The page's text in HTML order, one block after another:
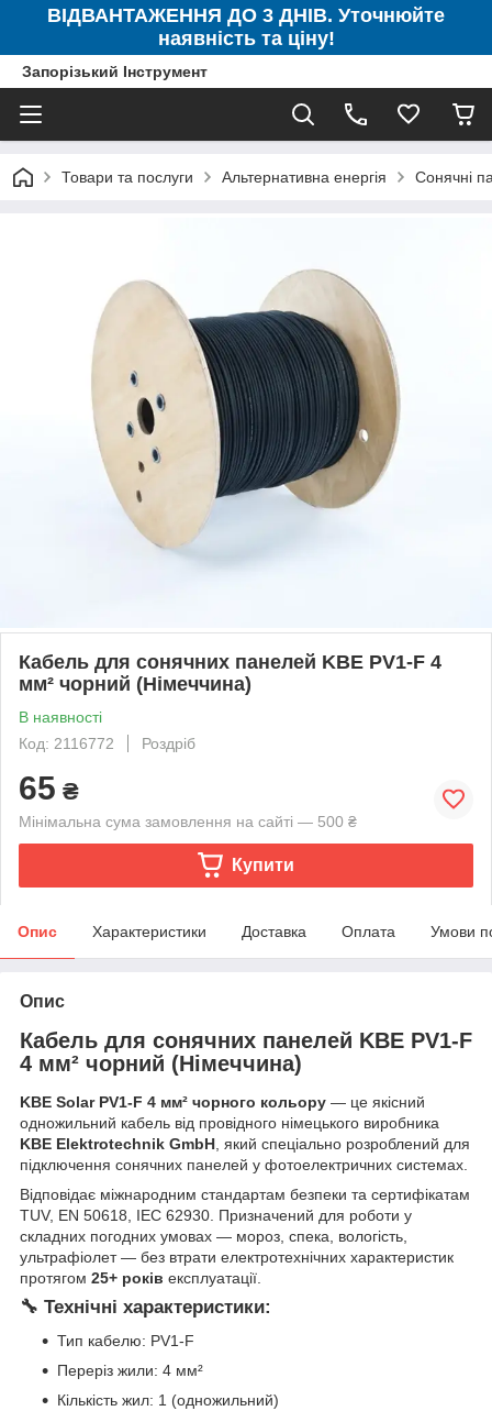
ВІДВАНТАЖЕННЯ ДО 3 ДНІВ. Уточнюйте
наявність та ціну!
Запорізький Інструмент
Товари та послуги Альтернативна енергія Сонячні
Кабель для сонячних панелей KBE PV1-F 4
мм² чорний (Німеччина)
В наявності
Код: 2116772
Роздріб
65 ₴
Мінімальна сума замовлення на сайті — 500 ₴
Купити
Опис Характеристики Доставка Оплата Умови
Опис
Кабель для сонячних панелей KBE PV1-F
4 мм² чорний (Німеччина)
KBE Solar PV1-F 4 мм² чорного кольору — це якісний
одножильний кабель від провідного німецького виробника
KBE Elektrotechnik GmbH, який спеціально розроблений для
підключення сонячних панелей у фотоелектричних системах.
Відповідає міжнародним стандартам безпеки та сертифікатам
TUV, EN 50618, IEC 62930. Призначений для роботи у
складних погодних умовах — мороз, спека, вологість,
ультрафіолет — без втрати електротехнічних характеристик
протягом 25+ років експлуатації.
🔧 Технічні характеристики:
Тип кабелю: PV1-F
Переріз жили: 4 мм²
Кількість жил: 1 (одножильний)